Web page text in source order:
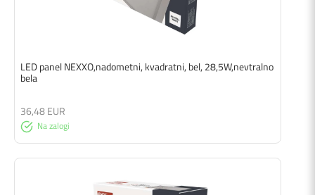
LED panel NEXXO,nadometni, kvadratni, bel, 28,5W,nevtralno
bela
Na zalogi
36,48 EUR